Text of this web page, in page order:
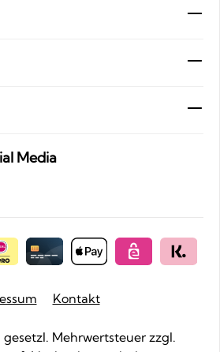
Media
Kontakt
gesetzl. Mehrwertsteuer zzgl.